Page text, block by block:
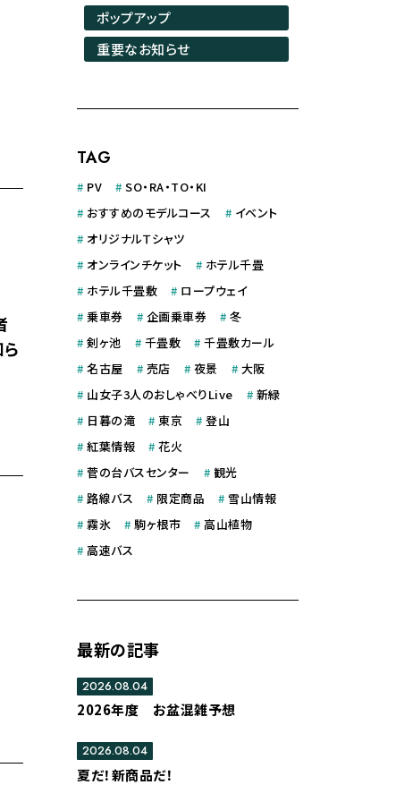
ポップアップ
重要なお知らせ
TAG
# PV # SO・RA・TO・KI
# おすすめのモデルコース # イベント
# オリジナルＴシャツ
# オンラインチケット # ホテル千畳
# ホテル千畳敷 # ロープウェイ
# 乗車券 # 企画乗車券 # 冬
# 剣ヶ池 # 千畳敷 # 千畳敷カール
# 名古屋 # 売店 # 夜景 # 大阪
# 山女子3人のおしゃべりLive # 新緑
# 日暮の滝 # 東京 # 登山
# 紅葉情報 # 花火
# 菅の台バスセンター # 観光
# 路線バス # 限定商品 # 雪山情報
# 霧氷 # 駒ヶ根市 # 高山植物
# 高速バス
最新の記事
2026年度 お盆混雑予想
2026.08.04
夏だ！新商品だ！
2026.08.04